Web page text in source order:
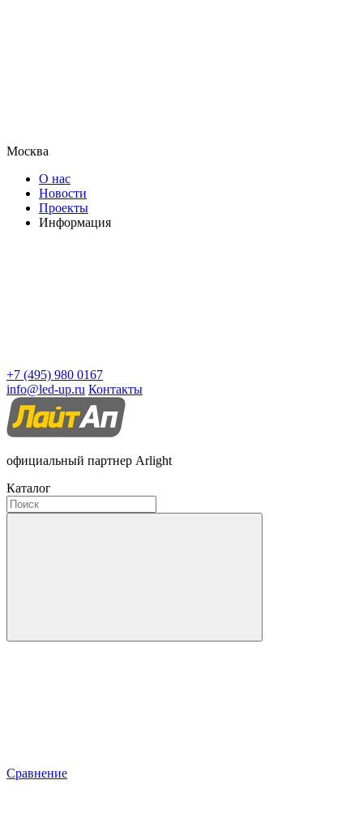
Москва
О нас
Новости
Проекты
Информация
+7 (495) 980 0167
info@led-up.ru Контакты
официальный партнер Arlight
Каталог
Сравнение